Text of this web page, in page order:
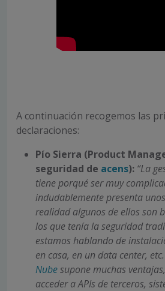
A continuación recogemos las
declaraciones:
Pío Sierra (Product
seguridad de acens): “La
tiene porqué ser muy
indudablemente presenta
realidad algunos de ellos son
los que tenía la seguridad
estamos hablando de
en casa, en un data center,
Nubesupone muchas
acceder a APIs de terceros,